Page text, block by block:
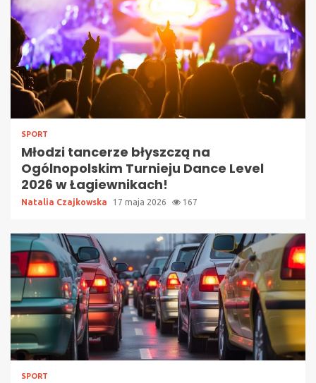
SPORT
Młodzi tancerze błyszczą na
Ogólnopolskim Turnieju Dance Level
2026 w Łagiewnikach!
Natalia Czajkowska 17 maja 2026 167
SPORT